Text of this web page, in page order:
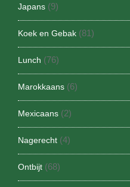
Japans (9)
Koek en Gebak (81)
Lunch (76)
Marokkaans (6)
Mexicaans (2)
Nagerecht (4)
Ontbijt (68)